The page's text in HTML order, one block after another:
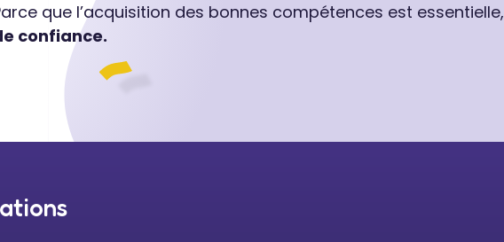
que l’acquisition des bonnes compétences est essentielle,
confiance.